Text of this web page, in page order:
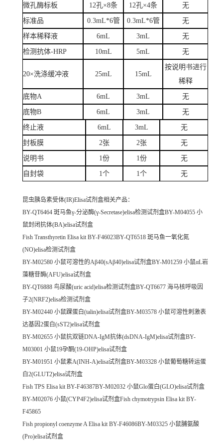
微孔酶标板 12孔×8条 12孔×4条 无
标准品 0.3mL*6管 0.3mL*6管 无
样本稀释液 6mL 3mL 无
检测抗体-HRP 10mL 5mL 无
20×洗涤缓冲液 25mL 15mL
按说明书进行
稀释
底物A 6mL 3mL 无
底物B 6mL 3mL 无
终止液 6mL 3mL 无
封板膜 2张 2张 无
说明书 1份 1份 无
自封袋 1个 1个 无
昆虫胰岛素受体(IR)Elisa试剂盒相关产品：
BY-QT6464 斑马鱼γ-分泌酶(γ-Secretase)elisa检测试剂盒BY-M04055 小
鼠封闭抗体(BA)elisa试剂盒
Fish Transthyretin Elisa kit BY-F46023BY-QT6518 斑马鱼一氧化氮
(NO)elisa检测试剂盒
BY-M02580 小鼠可溶性的Aβ40(sAβ40)elisa试剂盒BY-M01259 小鼠αL岩
藻糖苷酶(AFU)elisa试剂盒
BY-QT6888 鸟尿酸(uric acid)elisa检测试剂盒BY-QT6677 海马核呼吸因
子2(NRF2)elisa检测试剂盒
BY-M02440 小鼠踝蛋白(talin)elisa试剂盒BY-M03578 小鼠可溶性刺激表
达基因2蛋白(sST2)elisa试剂盒
BY-M02655 小鼠抗双链DNA-IgM抗体(dsDNA-IgM)elisa试剂盒BY-
M03001 小鼠19孕酮(19-OHP)elisa试剂盒
BY-M01951 小鼠素A(INH-A)elisa试剂盒BY-M03328 小鼠葡萄糖转运蛋
白2(GLUT2)elisa试剂盒
Fish TPS Elisa kit BY-F46387BY-M02032 小鼠Glo蛋白(GLO)elisa试剂盒
BY-M02076 小鼠(CYP4F2)elisa试剂盒Fish chymotrypsin Elisa kit BY-
F45865
Fish propionyl coenzyme A Elisa kit BY-F46086BY-M03325 小鼠脯氨酸
(Pro)elisa试剂盒